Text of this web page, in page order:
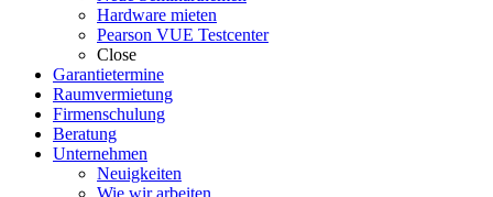
Hardware mieten
Pearson VUE Testcenter
Close
Garantietermine
Raumvermietung
Firmenschulung
Beratung
Unternehmen
Neuigkeiten
Wie wir arbeiten